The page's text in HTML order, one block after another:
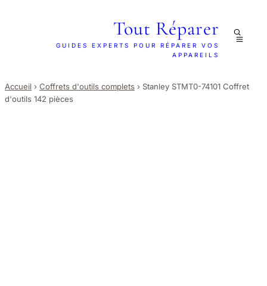
Tout Réparer
GUIDES EXPERTS POUR RÉPARER VOS
APPAREILS
Accueil › Coffrets d'outils complets › Stanley STMT0-74101 Coffret
d'outils 142 pièces